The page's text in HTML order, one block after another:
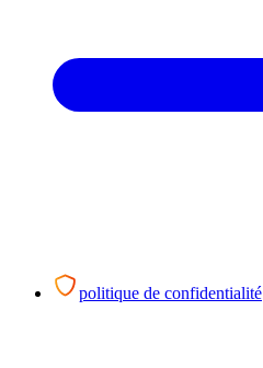
politique de confidentialité